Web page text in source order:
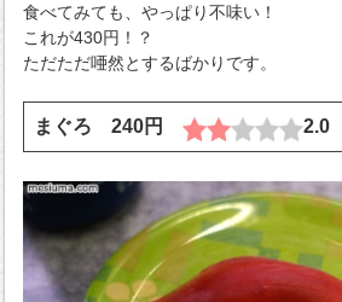
食べてみても、やっぱり不味い！
これが430円！？
ただただ唖然とするばかりです。
まぐろ 240円 2.0